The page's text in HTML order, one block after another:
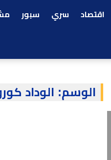
اقتصاد سري سبور
الوسم: الوداد